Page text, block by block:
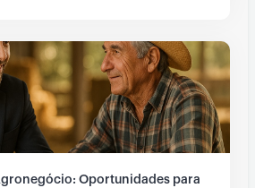
Oportunidades para